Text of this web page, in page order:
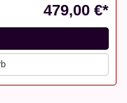
479,00 €*